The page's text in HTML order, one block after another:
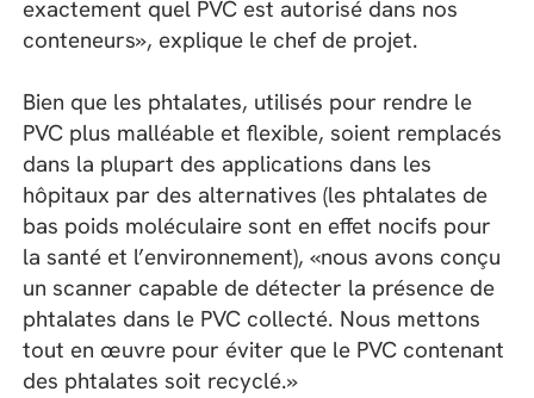
exactement quel PVC est autorisé dans nos
conteneurs», explique le chef de projet.
Bien que les phtalates, utilisés pour rendre le
PVC plus malléable et flexible, soient remplacés
dans la plupart des applications dans les
hôpitaux par des alternatives (les phtalates de
bas poids moléculaire sont en effet nocifs pour
la santé et l’environnement), «nous avons conçu
un scanner capable de détecter la présence de
phtalates dans le PVC collecté. Nous mettons
tout en œuvre pour éviter que le PVC contenant
des phtalates soit recyclé.»